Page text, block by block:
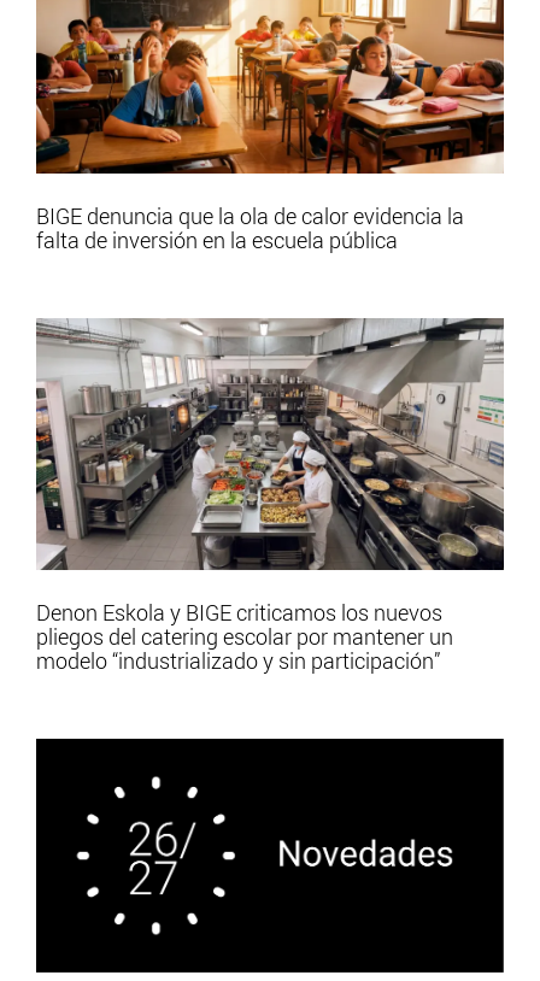
BIGE denuncia que la ola de calor evidencia la
falta de inversión en la escuela pública
Denon Eskola y BIGE criticamos los nuevos
pliegos del catering escolar por mantener un
modelo “industrializado y sin participación”